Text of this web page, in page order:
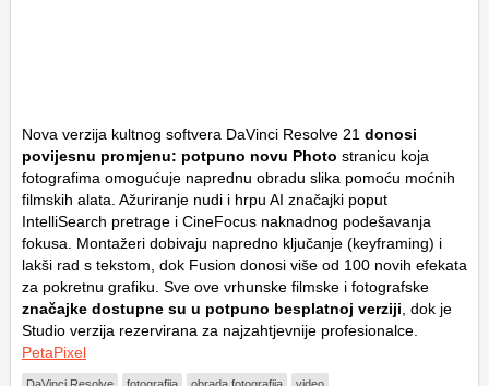
Nova verzija kultnog softvera DaVinci Resolve 21 donosi
povijesnu promjenu: potpuno novu Photo stranicu koja
fotografima omogućuje naprednu obradu slika pomoću moćnih
filmskih alata. Ažuriranje nudi i hrpu AI značajki poput
IntelliSearch pretrage i CineFocus naknadnog podešavanja
fokusa. Montažeri dobivaju napredno ključanje (keyframing) i
lakši rad s tekstom, dok Fusion donosi više od 100 novih efekata
za pokretnu grafiku. Sve ove vrhunske filmske i fotografske
značajke dostupne su u potpuno besplatnoj verziji , dok je
Studio verzija rezervirana za najzahtjevnije profesionalce.
PetaPixel